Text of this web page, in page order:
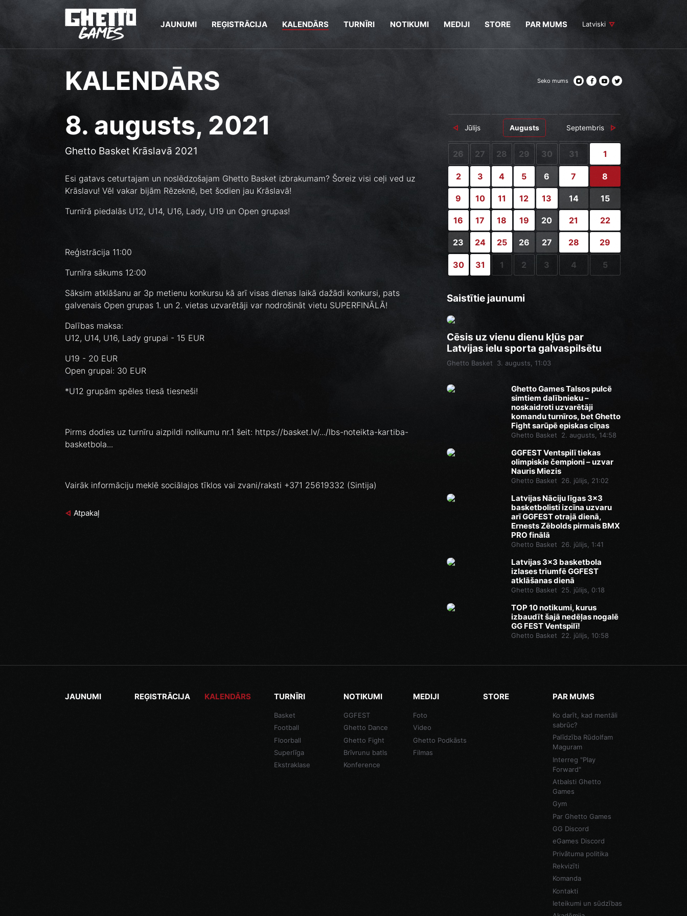
JAUNUMI REĢISTRĀCIJA KALENDĀRS TURNĪRI NOTIKUMI MEDIJI STORE PAR MUMS Latviski
KALENDĀRS Seko mums
8. augusts, 2021
Ghetto Basket Krāslavā 2021
Esi gatavs ceturtajam un noslēdzošajam Ghetto Basket izbrakumam? Šoreiz visi ceļi ved uz
Krāslavu! Vēl vakar bijām Rēzeknē, bet šodien jau Krāslavā!
Turnīrā piedalās U12, U14, U16, Lady, U19 un Open grupas!
Reģistrācija 11:00
Turnīra sākums 12:00
Sāksim atklāšanu ar 3p metienu konkursu kā arī visas dienas laikā dažādi konkursi, pats
galvenais Open grupas 1. un 2. vietas uzvarētāji var nodrošināt vietu SUPERFINĀLĀ!
Dalības maksa:
U12, U14, U16, Lady grupai - 15 EUR
U19 - 20 EUR
Open grupai: 30 EUR
*U12 grupām spēles tiesā tiesneši!
Pirms dodies uz turnīru aizpildi nolikumu nr.1 šeit: https://basket.lv/.../lbs-noteikta-kartiba-
basketbola...
Vairāk informāciju meklē sociālajos tīklos vai zvani/raksti +371 25619332 (Sintija)
Atpakaļ
Jūlijs Augusts Septembris
26 27 28 29 30 31 1
2 3 4 5 6 7 8
9 10 11 12 13 14 15
16 17 18 19 20 21 22
23 24 25 26 27 28 29
30 31 1 2 3 4 5
Saistītie jaunumi
Cēsis uz vienu dienu kļūs par
Latvijas ielu sporta galvaspilsētu
Ghetto Basket 3. augusts, 11:03
Ghetto Games Talsos pulcē
simtiem dalībnieku –
noskaidroti uzvarētāji
komandu turnīros, bet Ghetto
Fight sarūpē episkas cīņas
Ghetto Basket 2. augusts, 14:58
GGFEST Ventspilī tiekas
olimpiskie čempioni – uzvar
Nauris Miezis
Ghetto Basket 26. jūlijs, 21:02
Latvijas Nāciju līgas 3x3
basketbolisti izcīna uzvaru
arī GGFEST otrajā dienā,
Ernests Zēbolds pirmais BMX
PRO finālā
Ghetto Basket 26. jūlijs, 1:41
Latvijas 3x3 basketbola
izlases triumfē GGFEST
atklāšanas dienā
Ghetto Basket 25. jūlijs, 0:18
TOP 10 notikumi, kurus
izbaudīt šajā nedēļas nogalē
GG FEST Ventspilī!
Ghetto Basket 22. jūlijs, 10:58
JAUNUMI REĢISTRĀCIJA KALENDĀRS TURNĪRI
Basket
Football
Floorball
Superlīga
Ekstraklase
NOTIKUMI
GGFEST
Ghetto Dance
Ghetto Fight
Brīvrunu batls
Konference
MEDIJI
Foto
Video
Ghetto Podkāsts
Filmas
STORE PAR MUMS
Ko darīt, kad mentāli
sabrūc?
Palīdzība Rūdolfam
Maguram
Interreg "Play
Forward"
Atbalsti Ghetto
Games
Gym
Par Ghetto Games
GG Discord
eGames Discord
Privātuma politika
Rekvizīti
Komanda
Kontakti
Ieteikumi un sūdzības